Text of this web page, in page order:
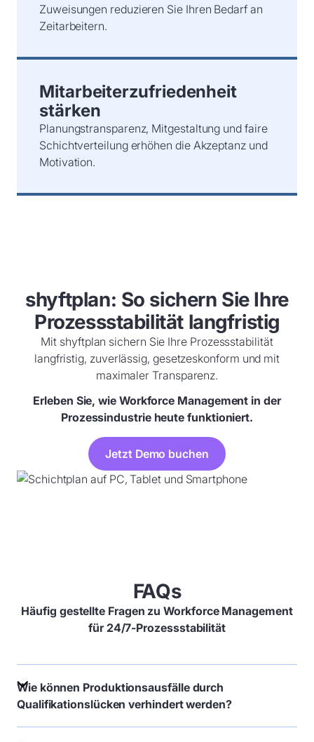
Zuweisungen reduzieren Sie Ihren Bedarf an
Zeitarbeitern.
Mitarbeiterzufriedenheit
stärken
Planungstransparenz, Mitgestaltung und faire
Schichtverteilung erhöhen die Akzeptanz und
Motivation.
shyftplan: So sichern Sie Ihre
Prozessstabilität langfristig
Mit shyftplan sichern Sie Ihre Prozessstabilität
langfristig, zuverlässig, gesetzeskonform und mit
maximaler Transparenz.
Erleben Sie, wie Workforce Management in der
Prozessindustrie heute funktioniert.
Jetzt Demo buchen
FAQs
Häufig gestellte Fragen zu Workforce Management
für 24/7-Prozessstabilität
Wie können Produktionsausfälle durch
Qualifikationslücken verhindert werden?